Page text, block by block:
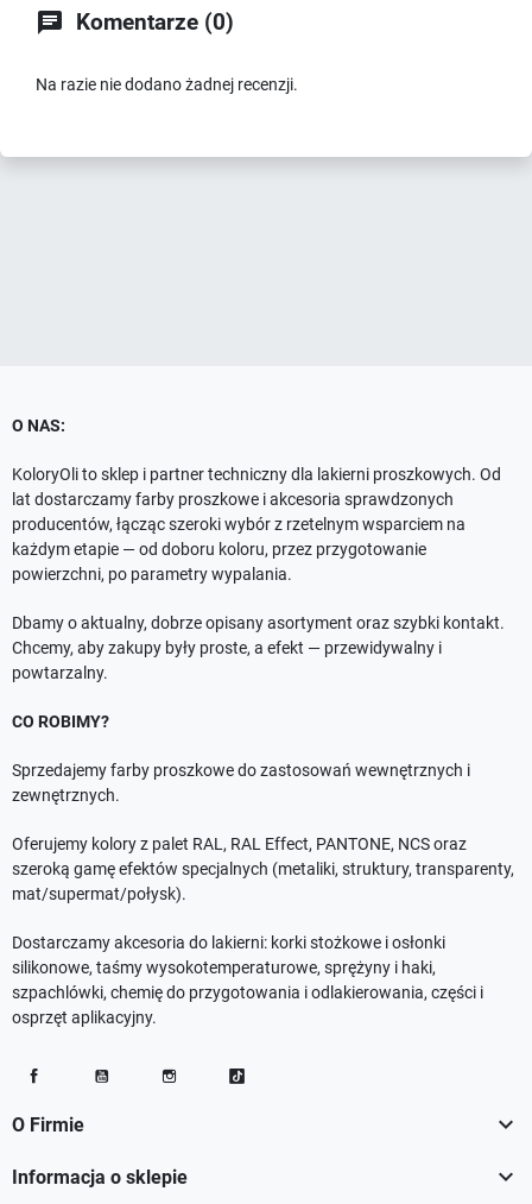
 Komentarze (0)
Na razie nie dodano żadnej recenzji.
O NAS:
KoloryOli to sklep i partner techniczny dla lakierni proszkowych. Od
lat dostarczamy farby proszkowe i akcesoria sprawdzonych
producentów, łącząc szeroki wybór z rzetelnym wsparciem na
każdym etapie — od doboru koloru, przez przygotowanie
powierzchni, po parametry wypalania.
Dbamy o aktualny, dobrze opisany asortyment oraz szybki kontakt.
Chcemy, aby zakupy były proste, a efekt — przewidywalny i
powtarzalny.
CO ROBIMY?
Sprzedajemy farby proszkowe do zastosowań wewnętrznych i
zewnętrznych.
Oferujemy kolory z palet RAL, RAL Effect, PANTONE, NCS oraz
szeroką gamę efektów specjalnych (metaliki, struktury, transparenty,
mat/supermat/połysk).
Dostarczamy akcesoria do lakierni: korki stożkowe i osłonki
silikonowe, taśmy wysokotemperaturowe, sprężyny i haki,
szpachlówki, chemię do przygotowania i odlakierowania, części i
osprzęt aplikacyjny.
O Firmie 
Informacja o sklepie 